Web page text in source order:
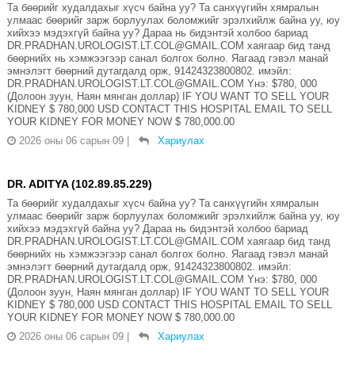
Та бөөрийг худалдахыг хүсч байна уу? Та санхүүгийн хямралын
улмаас бөөрийг зарж борлуулах боломжийг эрэлхийлж байна уу, юу
хийхээ мэдэхгүй байна уу? Дараа нь бидэнтэй холбоо бариад
DR.PRADHAN.UROLOGIST.LT.COL@GMAIL.COM хаягаар бид танд
бөөрнийх нь хэмжээгээр санал болгох болно. Яагаад гэвэл манай
эмнэлэгт бөөрний дутагдалд орж, 91424323800802. имэйл:
DR.PRADHAN.UROLOGIST.LT.COL@GMAIL.COM Yнэ: $780, 000
(Долоон зуун, Наян мянган доллар) IF YOU WANT TO SELL YOUR
KIDNEY $ 780,000 USD CONTACT THIS HOSPITAL EMAIL TO SELL
YOUR KIDNEY FOR MONEY NOW $ 780,000.00
2026 оны 06 сарын 09 | Хариулах
DR. ADITYA (102.89.85.229)
Та бөөрийг худалдахыг хүсч байна уу? Та санхүүгийн хямралын
улмаас бөөрийг зарж борлуулах боломжийг эрэлхийлж байна уу, юу
хийхээ мэдэхгүй байна уу? Дараа нь бидэнтэй холбоо бариад
DR.PRADHAN.UROLOGIST.LT.COL@GMAIL.COM хаягаар бид танд
бөөрнийх нь хэмжээгээр санал болгох болно. Яагаад гэвэл манай
эмнэлэгт бөөрний дутагдалд орж, 91424323800802. имэйл:
DR.PRADHAN.UROLOGIST.LT.COL@GMAIL.COM Yнэ: $780, 000
(Долоон зуун, Наян мянган доллар) IF YOU WANT TO SELL YOUR
KIDNEY $ 780,000 USD CONTACT THIS HOSPITAL EMAIL TO SELL
YOUR KIDNEY FOR MONEY NOW $ 780,000.00
2026 оны 06 сарын 09 | Хариулах